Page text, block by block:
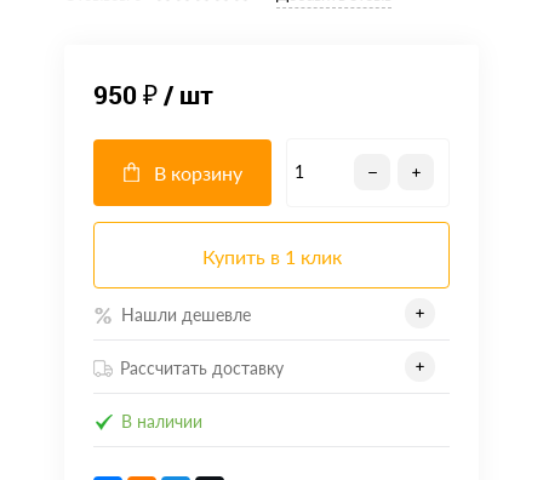
950 ₽/ шт
В корзину
Купить в 1 клик
Нашли дешевле
Рассчитать доставку
В наличии